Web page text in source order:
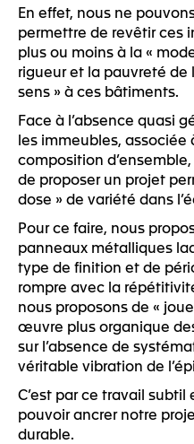
En effet, nous ne
permettre de revêtir ces
plus ou moins à la «
rigueur et la pauvreté
sens » à ces bâtiments.
Face à l’absence quasi
les immeubles, associée
composition
de proposer un projet
dose » de variété dans
Pour ce faire, nous
panneaux métalliques
type de finition et de
rompre avec la
nous proposons de «
œuvre plus organique
sur l’absence de
véritable vibration de
C’est par ce travail
pouvoir ancrer notre
durable.